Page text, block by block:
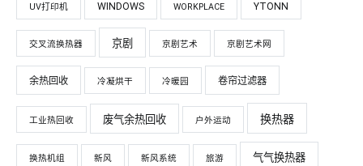
UV打印机 WINDOWS WORKPLACE YTONN
交叉流换热器 京剧 京剧艺术 京剧艺术网
余热回收 冷凝烘干 冷暖园 卷帘过滤器
工业热回收 废气余热回收 户外运动 换热器
换热机组 新风 新风系统 旅游 气气换热器